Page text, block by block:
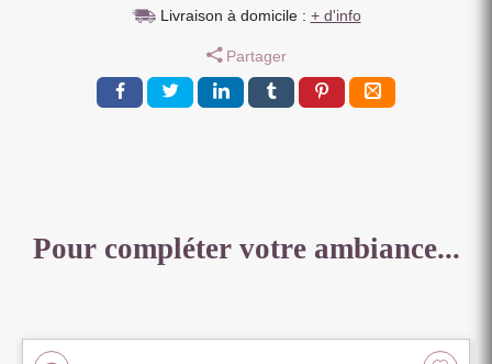
Livraison à domicile : + d'info
Partager
Pour compléter votre ambiance...